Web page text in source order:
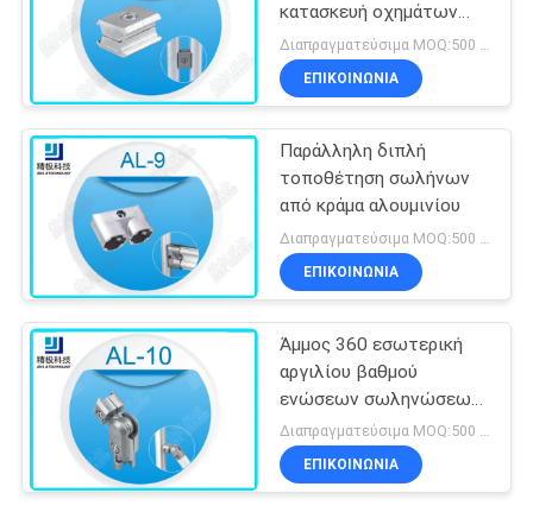
κατασκευή οχημάτων
από υδρατλαντικό
χάλυβα
ΕΠΙΚΟΙΝΩΝΊΑ
Παράλληλη διπλή
τοποθέτηση σωλήνων
από κράμα αλουμινίου
ΕΠΙΚΟΙΝΩΝΊΑ
Άμμος 360 εσωτερική
αργιλίου βαθμού
ενώσεων σωληνώσεων
που ανατινάζει την
ελεύθερη περιστροφή
Al-10
Διαπραγματεύσιμα MOQ:500 Σύνολα
ΕΠΙΚΟΙΝΩΝΊΑ